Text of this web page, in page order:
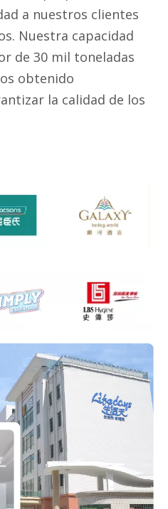
a nuestros clientes
Nuestra capacidad
de 30 mil toneladas
obtenido
la calidad de los